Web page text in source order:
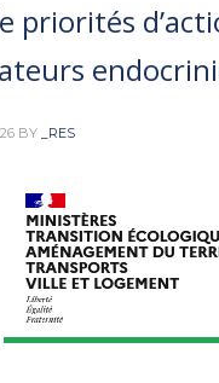
priorités
BY _RES